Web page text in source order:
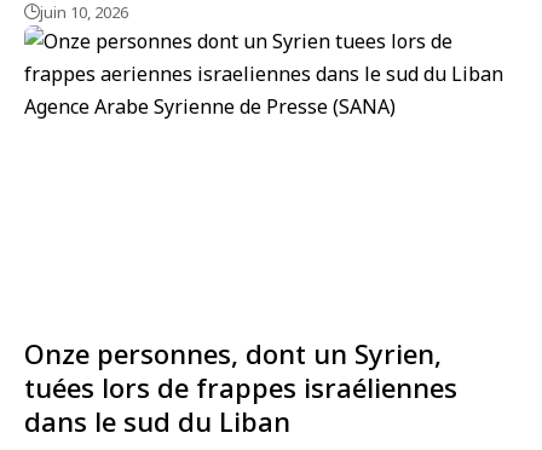
juin 10, 2026
Onze personnes, dont un Syrien,
tuées lors de frappes israéliennes
dans le sud du Liban